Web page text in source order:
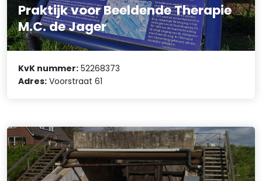
Praktijk voor Beeldende Therapie
M.C. de Jager
KvK nummer: 52268373
Adres: Voorstraat 61